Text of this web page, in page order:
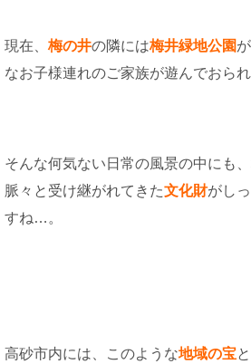
現在、 梅の井の隣には梅井緑地公園
なお子様連れのご家族が遊んでおられ
そんな何気ない日常の風景の中にも
脈々と受け継がれてきた文化財がし
すね…。
高砂市内には、このような地域の宝